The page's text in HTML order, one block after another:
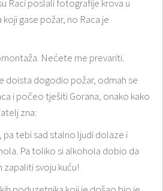
Raci poslali fotografije krova u
gase požar, no Raca je
Nećete me prevariti.
doista dogodio požar, odmah se
i počeo tješiti Gorana, onako kako
zna:
pa tebi sad stalno ljudi dolaze i
Pa toliko si alkohola dobio da
svoju kuću!